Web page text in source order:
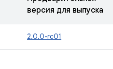
версия для выпуска
2.0.0-rc01